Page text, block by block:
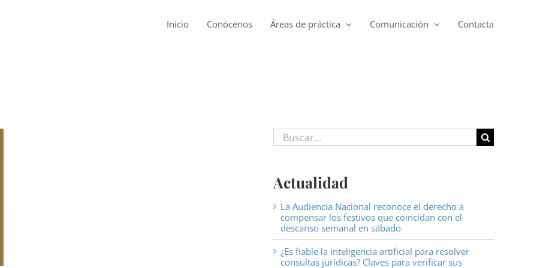
Inicio Conócenos Áreas de práctica Comunicación Contacta
Buscar:
Actualidad
La Audiencia Nacional reconoce el derecho a
compensar los festivos que coincidan con el
descanso semanal en sábado
¿Es fiable la inteligencia artificial para resolver
consultas jurídicas? Claves para verificar sus